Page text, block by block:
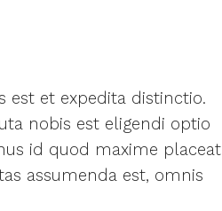
est et expedita distinctio.
nobis est eligendi optio
id quod maxime placeat
assumenda est, omnis